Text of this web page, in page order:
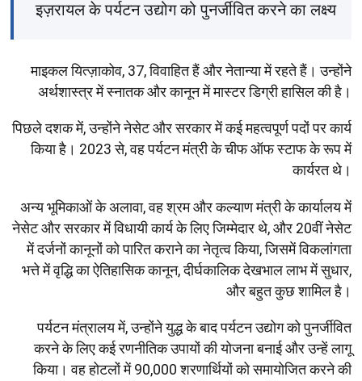
इज़रायल के पर्यटन उद्योग को पुनर्जीवित करने का लक्ष्य
माइकल यित्ज़ाकोव, 37, विवाहित हैं और नेतान्या में रहते हैं। उन्होंने
अर्थशास्त्र में स्नातक और कानून में मास्टर डिग्री हासिल की है।
पिछले दशक में, उन्होंने नेसेट और सरकार में कई महत्वपूर्ण पदों पर कार्य
किया है। 2023 से, वह पर्यटन मंत्री के चीफ ऑफ स्टाफ के रूप में
कार्यरत थे।
अन्य भूमिकाओं के अलावा, वह श्रम और कल्याण मंत्री के कार्यालय में
नेसेट और सरकार में विधायी कार्य के लिए जिम्मेदार थे, और 20वीं नेसेट
में दर्जनों कानूनों को पारित कराने का नेतृत्व किया, जिसमें विकलांगता
भत्ते में वृद्धि का ऐतिहासिक कानून, दीर्घकालिक देखभाल लाभ में सुधार,
और बहुत कुछ शामिल है।
पर्यटन मंत्रालय में, उन्होंने युद्ध के बाद पर्यटन उद्योग को पुनर्जीवित
करने के लिए कई रणनीतिक उपायों की योजना बनाई और उन्हें लागू
किया। वह होटलों में 90,000 शरणार्थियों को समायोजित करने की